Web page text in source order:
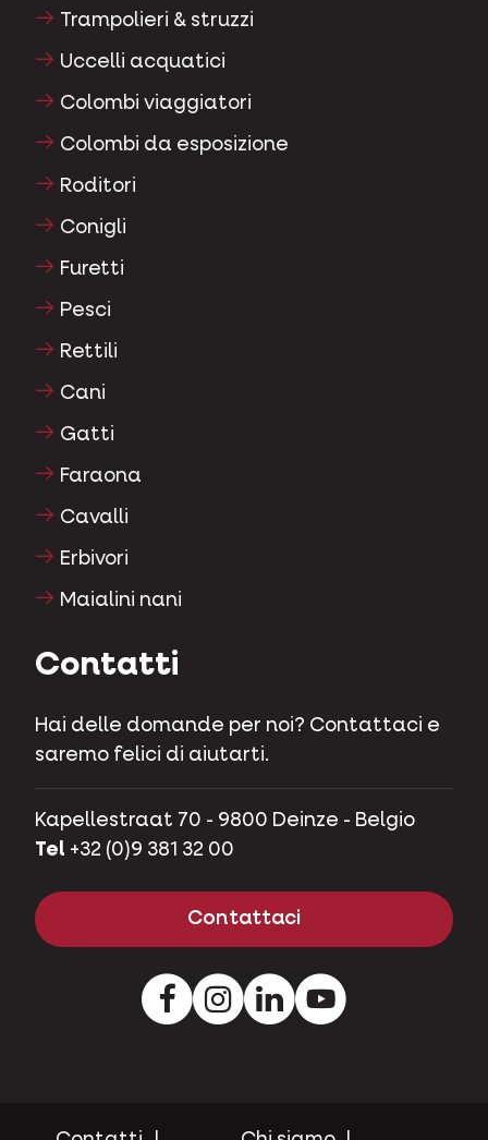
Trampolieri & struzzi
Uccelli acquatici
Colombi viaggiatori
Colombi da esposizione
Roditori
Conigli
Furetti
Pesci
Rettili
Cani
Gatti
Faraona
Cavalli
Erbivori
Maialini nani
Contatti
Hai delle domande per noi? Contattaci e
saremo felici di aiutarti.
Kapellestraat 70 - 9800 Deinze - Belgio
Tel +32 (0)9 381 32 00
Contattaci
FacebookInstagramLinkedInYoutube